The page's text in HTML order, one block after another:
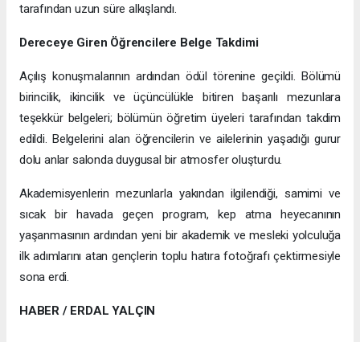
tarafından uzun süre alkışlandı.
Dereceye Giren Öğrencilere Belge Takdimi
Açılış konuşmalarının ardından ödül törenine geçildi. Bölümü
birincilik, ikincilik ve üçüncülükle bitiren başarılı mezunlara
teşekkür belgeleri; bölümün öğretim üyeleri tarafından takdim
edildi. Belgelerini alan öğrencilerin ve ailelerinin yaşadığı gurur
dolu anlar salonda duygusal bir atmosfer oluşturdu.
Akademisyenlerin mezunlarla yakından ilgilendiği, samimi ve
sıcak bir havada geçen program, kep atma heyecanının
yaşanmasının ardından yeni bir akademik ve mesleki yolculuğa
ilk adımlarını atan gençlerin toplu hatıra fotoğrafı çektirmesiyle
sona erdi.
HABER / ERDAL YALÇIN